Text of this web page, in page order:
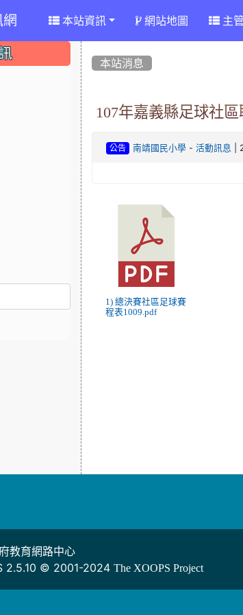
本站資訊 網站地圖 主
本站消息
107年嘉義縣足球社
公告 南靖國民小學 - 活動訊息 |
1) 總決賽社區足球賽
程表1009.pdf
教育網路中心
2.5.10 © 2001-2024 The XOOPS Project